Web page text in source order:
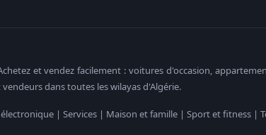
et vendez facilement : voitures d'occasion,
dans toutes les wilayas d'Algérie.
| Services | Maison et famille | Sport et fitness |